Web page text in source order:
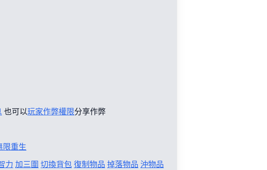
也可以玩家作弊權限分享作弊
限重生
力 加三圍 切換背包復制物品 掉落物品 沖物品